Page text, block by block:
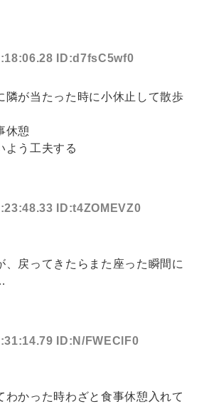
ID:d7fsC5wf0
隣が当たった時に小休止して散歩
休憩
よう工夫する
ID:t4ZOMEVZ0
、戻ってきたらまた座った瞬間に
ID:N/FWEClF0
わかった時わざと食事休憩入れて